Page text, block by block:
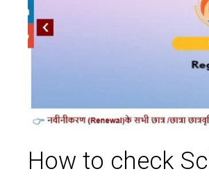
How to check